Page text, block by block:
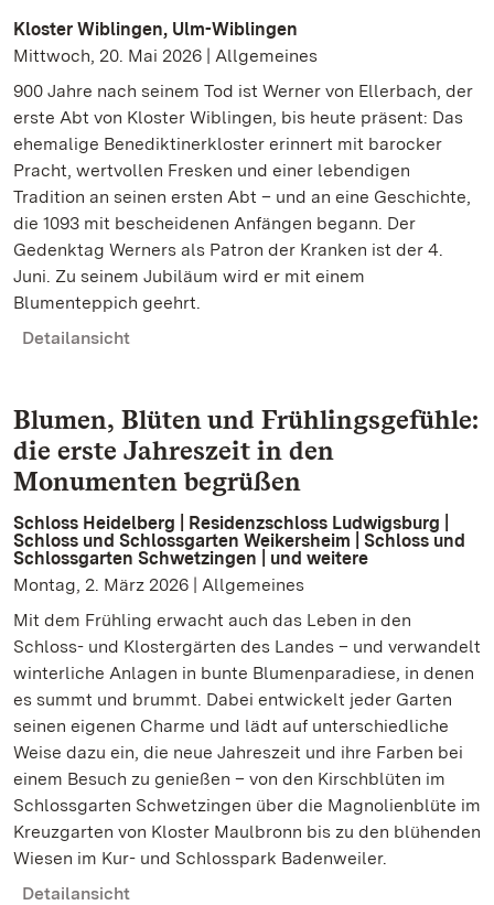
Kloster Wiblingen, Ulm-Wiblingen
Mittwoch, 20. Mai 2026 | Allgemeines
900 Jahre nach seinem Tod ist Werner von Ellerbach, der
erste Abt von Kloster Wiblingen, bis heute präsent: Das
ehemalige Benediktinerkloster erinnert mit barocker
Pracht, wertvollen Fresken und einer lebendigen
Tradition an seinen ersten Abt – und an eine Geschichte,
die 1093 mit bescheidenen Anfängen begann. Der
Gedenktag Werners als Patron der Kranken ist der 4.
Juni. Zu seinem Jubiläum wird er mit einem
Blumenteppich geehrt.
Detailansicht
Blumen, Blüten und Frühlingsgefühle:
die erste Jahreszeit in den
Monumenten begrüßen
Schloss Heidelberg | Residenzschloss Ludwigsburg |
Schloss und Schlossgarten Weikersheim | Schloss und
Schlossgarten Schwetzingen | und weitere
Montag, 2. März 2026 | Allgemeines
Mit dem Frühling erwacht auch das Leben in den
Schloss- und Klostergärten des Landes – und verwandelt
winterliche Anlagen in bunte Blumenparadiese, in denen
es summt und brummt. Dabei entwickelt jeder Garten
seinen eigenen Charme und lädt auf unterschiedliche
Weise dazu ein, die neue Jahreszeit und ihre Farben bei
einem Besuch zu genießen – von den Kirschblüten im
Schlossgarten Schwetzingen über die Magnolienblüte im
Kreuzgarten von Kloster Maulbronn bis zu den blühenden
Wiesen im Kur- und Schlosspark Badenweiler.
Detailansicht